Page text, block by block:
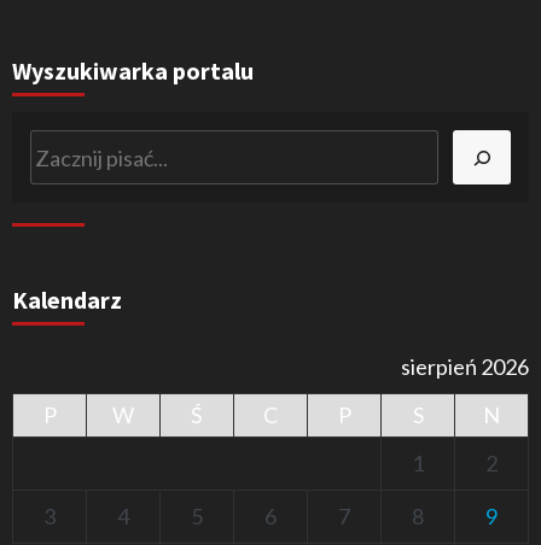
Wyszukiwarka portalu
Szukaj
Kalendarz
sierpień 2026
P
W Ś C P S
N
1
2
3
4 5 6 7 8
9